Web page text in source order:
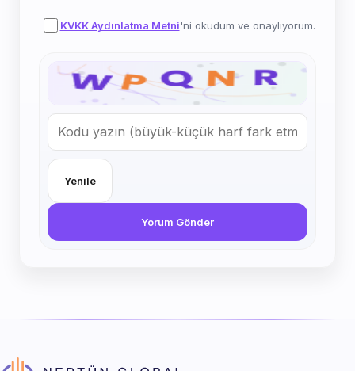
KVKK Aydınlatma Metni'ni okudum ve onaylıyorum.
Yenile
Yorum Gönder